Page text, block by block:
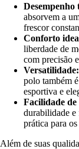
Desempenho
absorvem a
frescor
Conforto
liberdade de
com precisão
Versatilidade:
polo também
esportiva e
Facilidade
durabilidade e
prática para
Além de suas